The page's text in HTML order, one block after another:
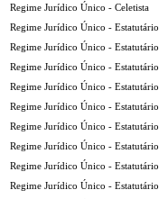
Regime Jurídico Único - Celetista
Regime Jurídico Único - Estatutário
Regime Jurídico Único - Estatutário
Regime Jurídico Único - Estatutário
Regime Jurídico Único - Estatutário
Regime Jurídico Único - Estatutário
Regime Jurídico Único - Estatutário
Regime Jurídico Único - Estatutário
Regime Jurídico Único - Estatutário
Regime Jurídico Único - Estatutário